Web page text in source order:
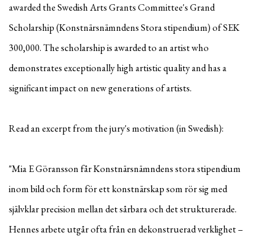
awarded the Swedish Arts Grants Committee's Grand
Scholarship (Konstnärsnämndens Stora stipendium) of SEK
300,000. The scholarship is awarded to an artist who
demonstrates exceptionally high artistic quality and has a
significant impact on new generations of artists.
Read an excerpt from the jury's motivation (in Swedish):
"Mia E Göransson får Konstnärsnämndens stora stipendium
inom bild och form för ett konstnärskap som rör sig med
självklar precision mellan det sårbara och det strukturerade.
Hennes arbete utgår ofta från endekonstruerad verklighet –